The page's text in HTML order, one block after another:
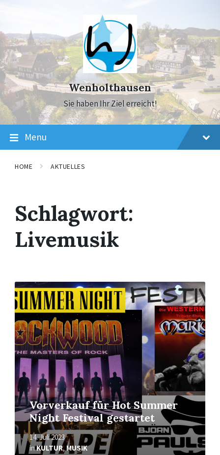
navigation
Wenholthausen
Sie haben Ihr Ziel erreicht!
Menu
HOME AKTUELLES
Schlagwort:
Livemusik
Vorverkauf für Hot Summer
Night Festival gestartet
14. Juli 2023
inKULTUR, MUSIK
Mehr
erfahren